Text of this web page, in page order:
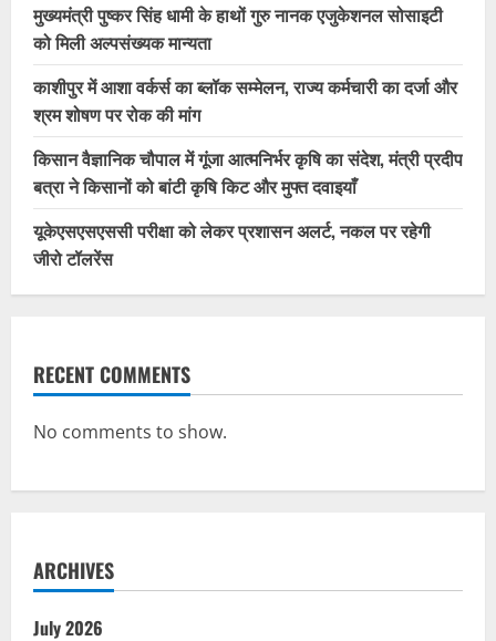
मुख्यमंत्री पुष्कर सिंह धामी के हाथों गुरु नानक एजुकेशनल सोसाइटी
को मिली अल्पसंख्यक मान्यता
काशीपुर में आशा वर्कर्स का ब्लॉक सम्मेलन, राज्य कर्मचारी का दर्जा और
श्रम शोषण पर रोक की मांग
किसान वैज्ञानिक चौपाल में गूंजा आत्मनिर्भर कृषि का संदेश, मंत्री प्रदीप
बत्रा ने किसानों को बांटी कृषि किट और मुफ्त दवाइयाँ
यूकेएसएसएससी परीक्षा को लेकर प्रशासन अलर्ट, नकल पर रहेगी
जीरो टॉलरेंस
RECENT COMMENTS
No comments to show.
ARCHIVES
July 2026